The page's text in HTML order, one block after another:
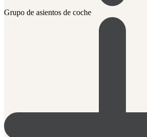
Grupo de asientos de coche